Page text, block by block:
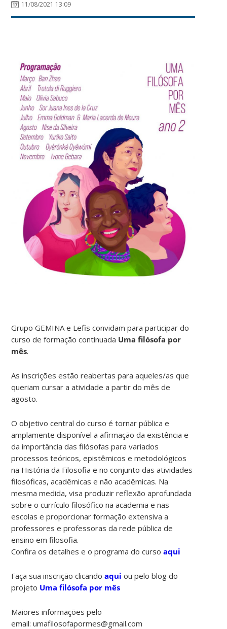
11/08/2021 13:09
Grupo GEMINA e Lefis convidam para participar do
curso de formação continuada Uma filósofa por
mês.
As inscrições estão reabertas para aqueles/as que
queriam cursar a atividade a partir do mês de
agosto.
O objetivo central do curso é tornar pública e
amplamente disponível a afirmação da existência e
da importância das filósofas para variados
processos teóricos, epistêmicos e metodológicos
na História da Filosofia e no conjunto das atividades
filosóficas, acadêmicas e não acadêmicas. Na
mesma medida, visa produzir reflexão aprofundada
sobre o currículo filosófico na academia e nas
escolas e proporcionar formação extensiva a
professores e professoras da rede pública de
ensino em filosofia.
Confira os detalhes e o programa do cursoaqui
Faça sua inscrição clicandoaqui ou pelo blog do
projeto Uma filósofa por mês
Maiores informações pelo
email: umafilosofapormes@gmail.com